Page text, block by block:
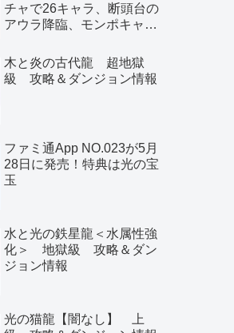
チャで26キャラ、断頭台の
アウラ降臨、モンポキャラ
木と炎の古代龍 超地獄
級 攻略＆ダンジョン情報
ファミ通App NO.023が5月
28日に発売！特典は光の宝
玉
水と光の鉄星龍＜水属性強
化＞ 地獄級 攻略＆ダン
ジョン情報
光の猫龍【闇なし】 上